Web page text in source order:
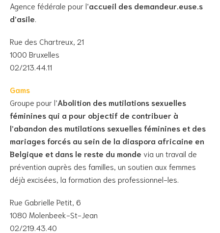
Agence fédérale pour l’accueil des demandeur.euse.s
d’asile
Rue des Chartreux, 21
1000 Bruxelles
02/213.44.11
Gams
Groupe pour l’Abolition des mutilations sexuelles
féminines qui a pour objectif de contribuer à
l’abandon des mutilations sexuelles féminines et des
mariages forcés au sein de la diaspora africaine en
Belgique et dans le reste du monde via un travail de
prévention auprès des familles, un soutien aux femmes
déjà excisées, la formation des professionnel-les.
Rue Gabrielle Petit, 6
1080 Molenbeek-St-Jean
02/219.43.40